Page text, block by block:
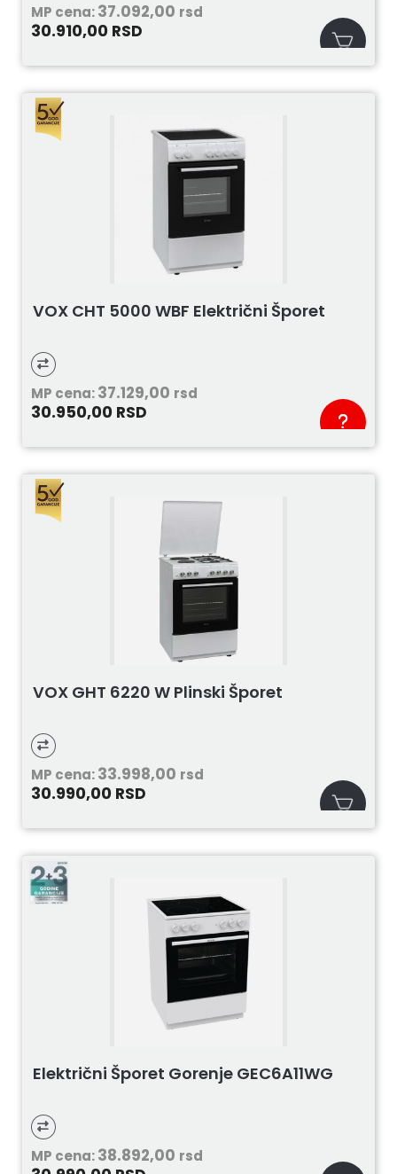
MP cena:37.092,00 rsd
30.910,00 RSD
VOX CHT 5000 WBF Električni Šporet
MP cena:37.129,00 rsd
30.950,00 RSD
VOX GHT 6220 W Plinski Šporet
MP cena:33.998,00 rsd
30.990,00 RSD
Električni Šporet Gorenje GEC6A11WG
MP cena:38.892,00 rsd